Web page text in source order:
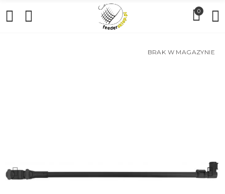
0
BRAK W MAGAZYNIE